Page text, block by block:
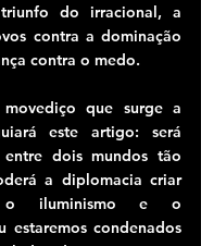
do irracional, a
contra a dominação
contra o medo.
que surge a
este artigo: será
dois mundos tão
a diplomacia criar
o iluminismo e o
estaremos condenados